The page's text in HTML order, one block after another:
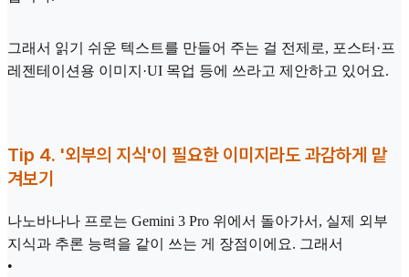
그래서 읽기 쉬운 텍스트를 만들어 주는 걸 전제로, 포스터·프
레젠테이션용 이미지·UI 목업 등에 쓰라고 제안하고 있어요.
Tip 4. '외부의 지식'이 필요한 이미지라도 과감하게 맡
겨보기
나노바나나 프로는 Gemini 3 Pro 위에서 돌아가서, 실제 외부
지식과 추론 능력을 같이 쓰는 게 장점이에요. 그래서
•